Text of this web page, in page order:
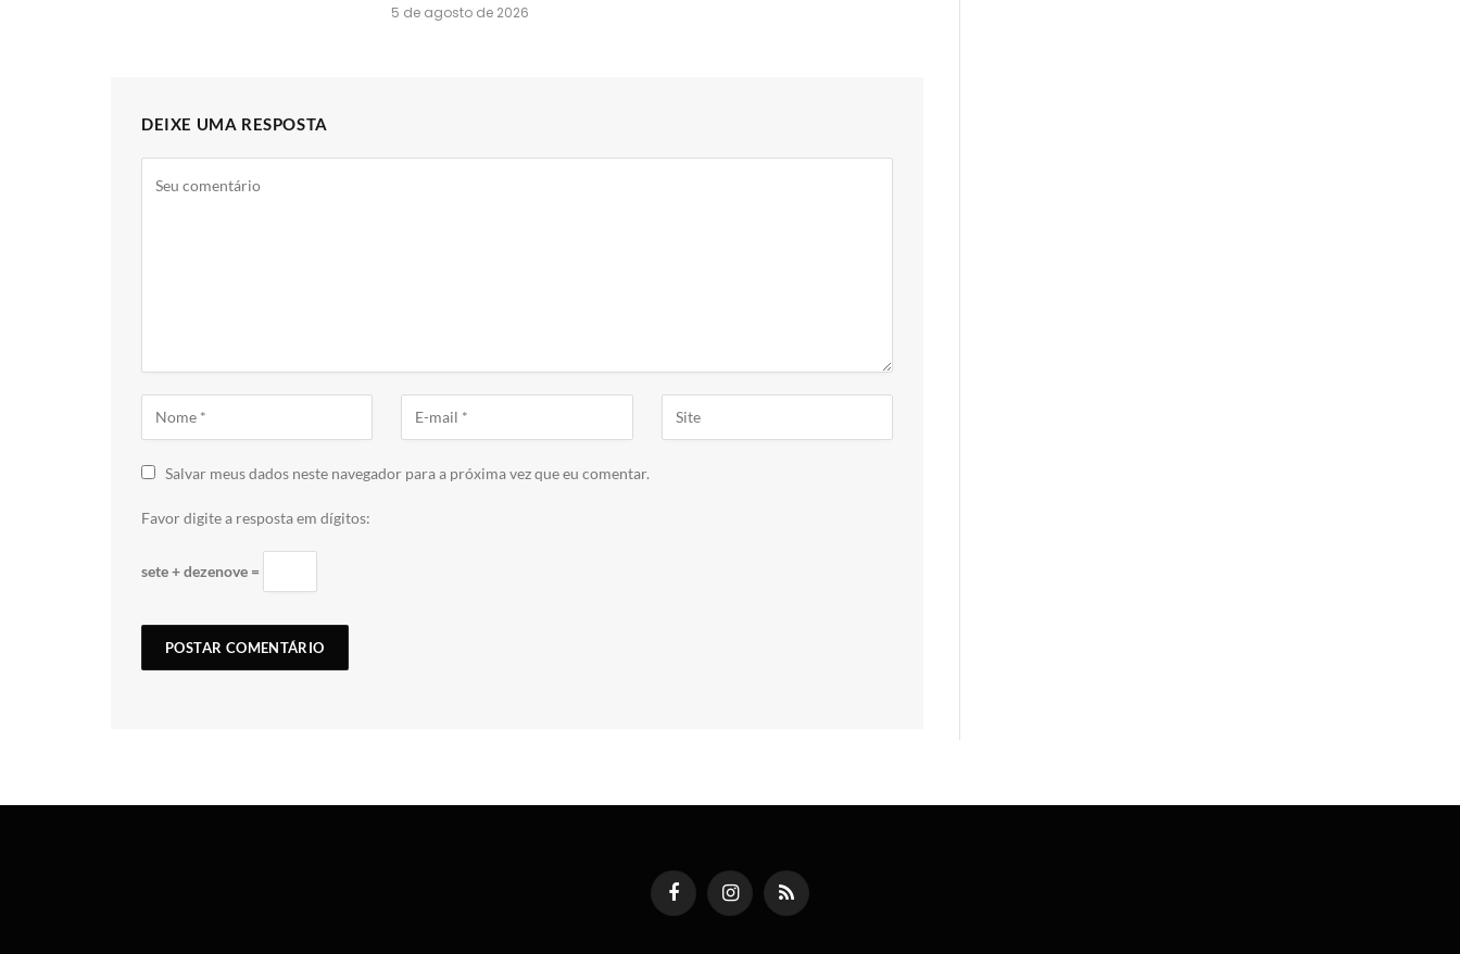
5 de agosto de 2026
DEIXE UMA RESPOSTA
Salvar meus dados neste navegador para a próxima vez que eu comentar.
Favor digite a resposta em dígitos:
sete + dezenove =
FacebookInstagramRSS